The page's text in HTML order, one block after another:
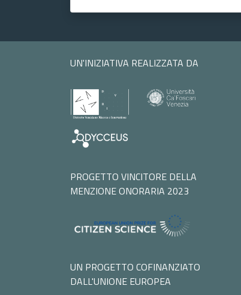
UN'INIZIATIVA REALIZZATA DA
PROGETTO VINCITORE DELLA
MENZIONE ONORARIA 2023
UN PROGETTO COFINANZIATO
DALL'UNIONE EUROPEA